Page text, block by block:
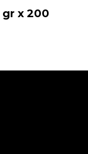
gr x 200